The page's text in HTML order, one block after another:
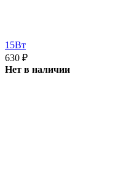
15Вт
630 ₽
Нет в наличии